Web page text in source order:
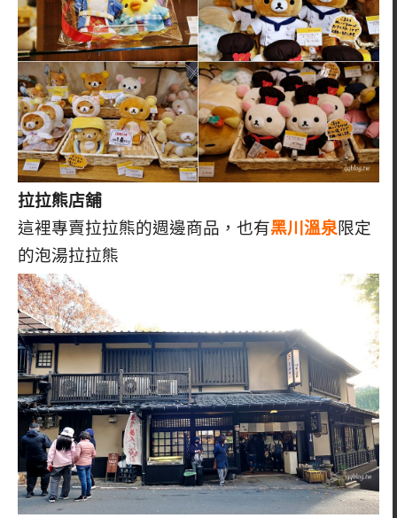
拉拉熊店舖
這裡專賣拉拉熊的週邊商品，也有黑川溫泉限定
的泡湯拉拉熊